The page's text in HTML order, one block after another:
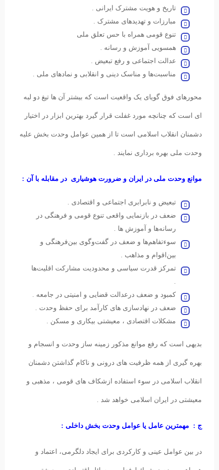
تاریخ و هویت مشترک ایرانی .
مبارزات و تهدیدهای مشترک .
تنوع قومی همراه با حس تعلق ملی
همسویی آموزش و رسانه .
عدالت اجتماعی و رفع تبعیض .
مناسبت‌ها و مناسک دینی و انقلابی و نمادهای ملی .
محورهای فوق گویای یک واقعیت است که بیشتر آن ها تیغ دو لبه
ای است که چنانچه مورد غفلت قرار گیرد بهترین ابزار در اختیار
دشمنان انقلاب اسلامی است تا از همین عوامل وحدت بخش علیه
وحدت ملی بهره برداری نمایند .
موانع وحدت ملی در ایران و ضرورت هوشیاری در مقابله با آن :
تبعیض و نابرابری اجتماعی و اقتصادی .
ضعف در بازنمایی واقعی تنوع قومی و فرهنگی در
رسانه‌ها و آموزش ها .
سوءتفاهم‌ها و ضعف در گفت‌وگوی بین‌فرهنگی و
بین‌اقوام و مذاهب .
تمرکز قدرت سیاسی و محدودیت مشارکت اقلیت‌ها
.
کمبود و ضعف درعدالت قضایی و امنیتی در جامعه .
ضعف در نهادسازی های کارآمد برای حفظ وحدت .
مشکلات اقتصادی ، معیشتی بیکاری و مسکن .
بدیهی است که رفع موانع مذکور زمینه ساز وحدت و انسجام و
بهره گیری از همه ظرفیت های درونی و ناکام گذاشتن دشمنان
انقلاب اسلامی در سوء استفاده ازشکاف های قومی ، مذهبی و
معیشتی در ایران اسلامی خواهد شد .
ج : مهمترین عامل یا عوامل وحدت بخش داخلی :
در بین عوامل عینی و کارکردی برای ایجاد دلگرمی، اعتماد و